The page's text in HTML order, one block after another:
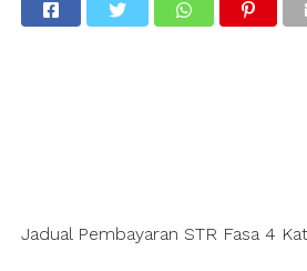
Jadual Pembayaran STR Fasa 4